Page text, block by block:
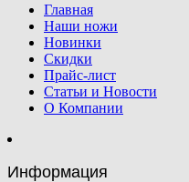
Главная
Наши ножи
Новинки
Скидки
Прайс-лист
Статьи и Новости
О Компании
Информация